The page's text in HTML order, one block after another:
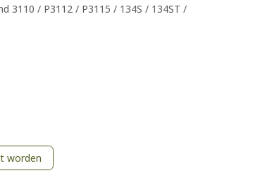
3110 / P3112 / P3115 / 134S / 134ST /
worden